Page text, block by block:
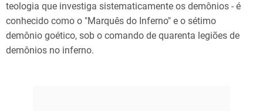
teologia que investiga sistematicamente os demônios - é
conhecido como o "Marquês do Inferno" e o sétimo
demônio goético, sob o comando de quarenta legiões de
demônios no inferno.